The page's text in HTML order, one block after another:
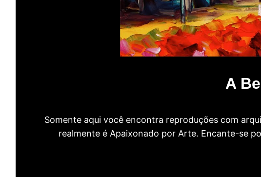
A
Somente aqui você encontra reproduções com
realmente é Apaixonado por Arte. Encante-se